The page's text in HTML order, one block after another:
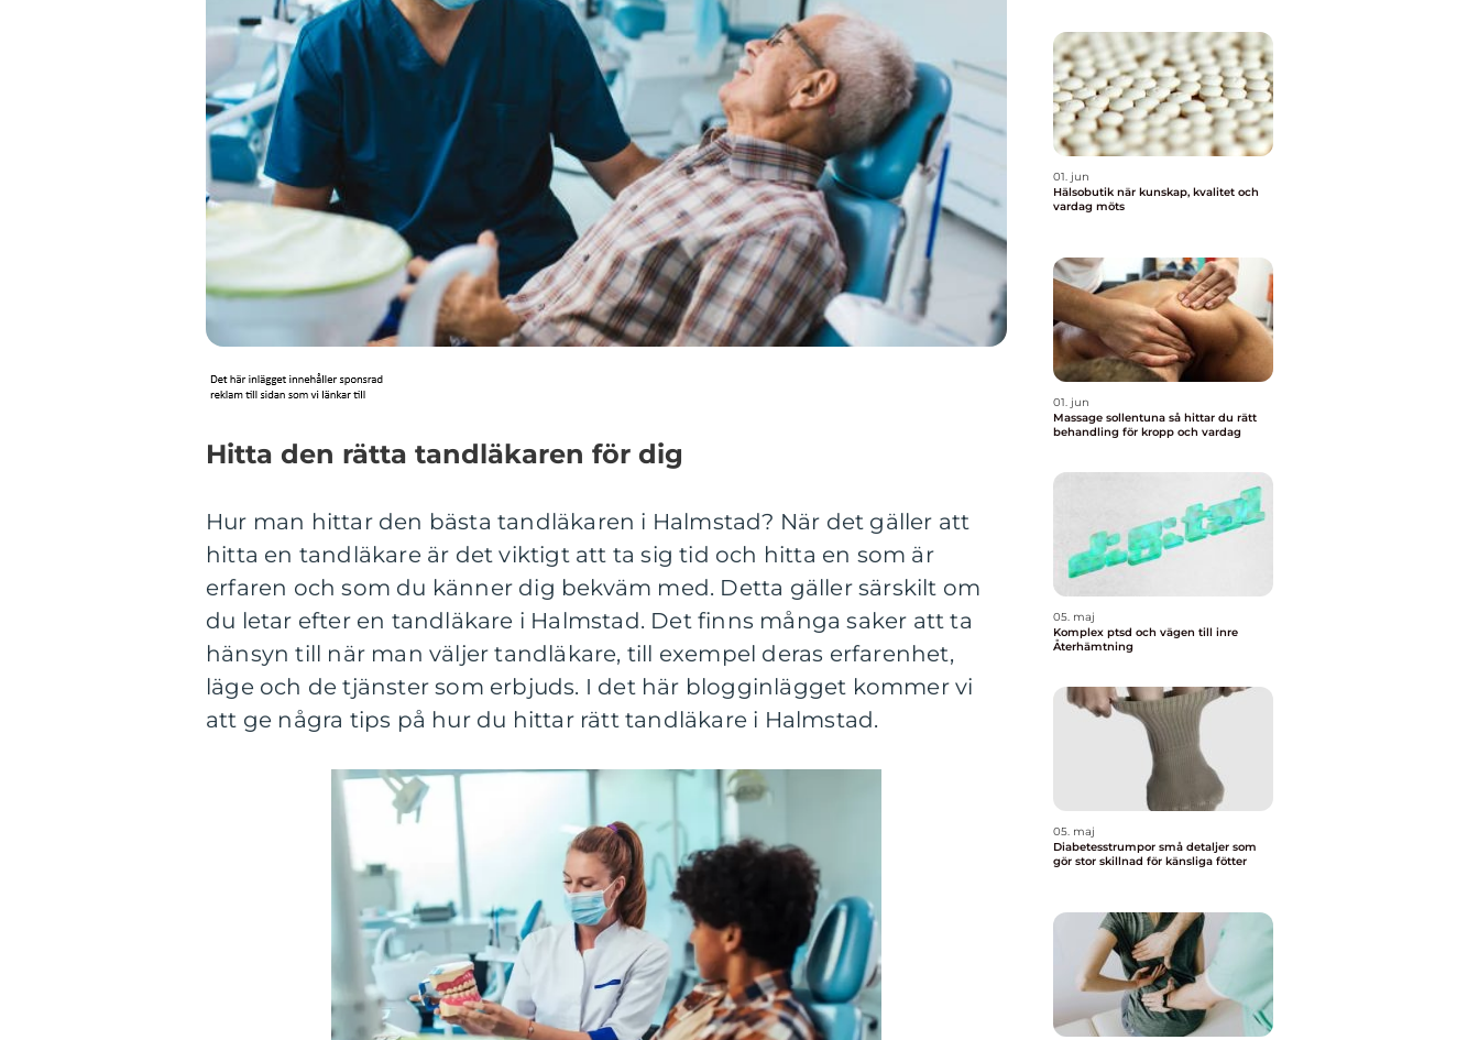
Hitta den rätta tandläkaren för dig
Hur man hittar den bästa tandläkaren i Halmstad? När det gäller att
hitta en tandläkare är det viktigt att ta sig tid och hitta en som är
erfaren och som du känner dig bekväm med. Detta gäller särskilt om
du letar efter en tandläkare i Halmstad. Det finns många saker att ta
hänsyn till när man väljer tandläkare, till exempel deras erfarenhet,
läge och de tjänster som erbjuds. I det här blogginlägget kommer vi
att ge några tips på hur du hittar rätt tandläkare i Halmstad.
01. jun
Hälsobutik när kunskap, kvalitet och
vardag möts
01. jun
Massage sollentuna så hittar du rätt
behandling för kropp och vardag
05. maj
Komplex ptsd och vägen till inre
Återhämtning
05. maj
Diabetesstrumpor små detaljer som
gör stor skillnad för känsliga fötter